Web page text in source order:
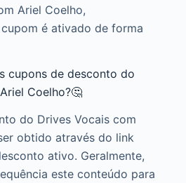
Ariel Coelho,
é ativado de forma
cupons de desconto do
Coelho?🤔
do Drives Vocais com
obtido através do link
ativo. Geralmente,
este conteúdo para